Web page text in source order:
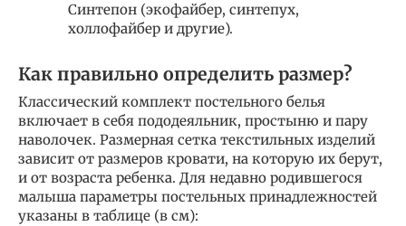
Синтепон (экофайбер, синтепух,
холлофайбер и другие).
Как правильно определить размер?
Классический комплект постельного белья
включает в себя пододеяльник, простыню и пару
наволочек. Размерная сетка текстильных изделий
зависит от размеров кровати, на которую их берут,
и от возраста ребенка. Для недавно родившегося
малыша параметры постельных принадлежностей
указаны в таблице (в см):